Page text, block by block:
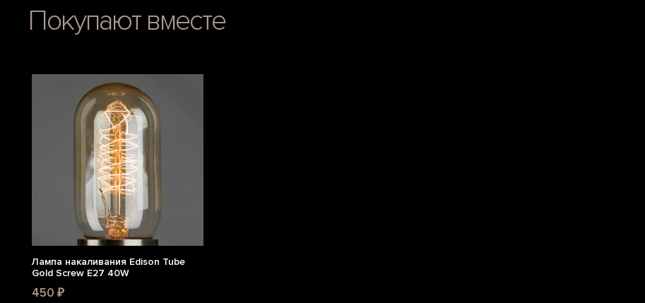
Покупают вместе
Лампа накаливания Edison Tube
Gold Screw E27 40W
450 ₽